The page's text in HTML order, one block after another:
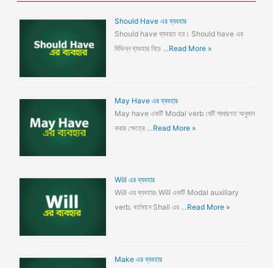
Should Have এর ব্যবহার
Should have ব্যবহৃত হয়। Should have এর
বিভিন্ন ব্যবহার নিচে …Read More »
May Have এর ব্যবহার
May have একটি Modal verb যেটি সাধারণত অনুমান
করার ক্ষেত্রে …Read More »
Will এর ব্যবহার
Will এর ব্যবহারঃ Will একটি Modal auxiliary
verb. বর্তমানে Shall এর …Read More »
Make এর ব্যবহার